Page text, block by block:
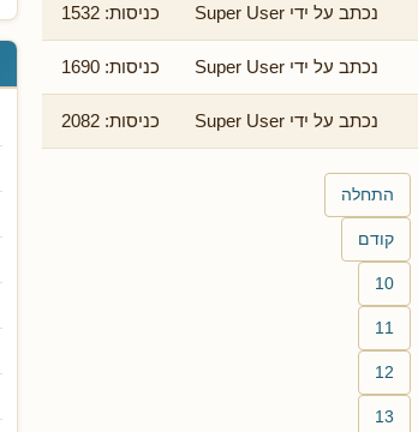
נכתב על ידי Super User כניסות: 1532
נכתב על ידי Super User כניסות: 1690
נכתב על ידי Super User כניסות: 2082
התחלה
קודם
10
11
12
13